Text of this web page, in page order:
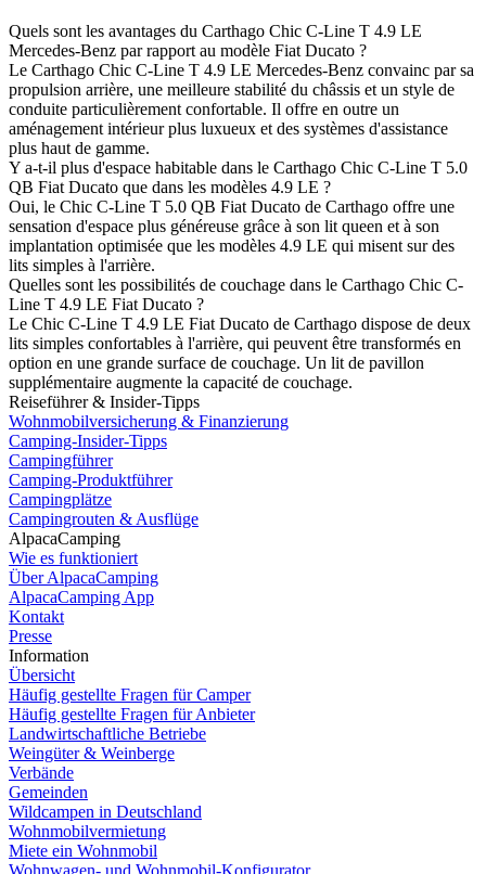
Quels sont les avantages du Carthago Chic C-Line T 4.9 LE
Mercedes-Benz par rapport au modèle Fiat Ducato ?
Le Carthago Chic C-Line T 4.9 LE Mercedes-Benz convainc par sa
propulsion arrière, une meilleure stabilité du châssis et un style de
conduite particulièrement confortable. Il offre en outre un
aménagement intérieur plus luxueux et des systèmes d'assistance
plus haut de gamme.
Y a-t-il plus d'espace habitable dans le Carthago Chic C-Line T 5.0
QB Fiat Ducato que dans les modèles 4.9 LE ?
Oui, le Chic C-Line T 5.0 QB Fiat Ducato de Carthago offre une
sensation d'espace plus généreuse grâce à son lit queen et à son
implantation optimisée que les modèles 4.9 LE qui misent sur des
lits simples à l'arrière.
Quelles sont les possibilités de couchage dans le Carthago Chic C-
Line T 4.9 LE Fiat Ducato ?
Le Chic C-Line T 4.9 LE Fiat Ducato de Carthago dispose de deux
lits simples confortables à l'arrière, qui peuvent être transformés en
option en une grande surface de couchage. Un lit de pavillon
supplémentaire augmente la capacité de couchage.
Reiseführer & Insider-Tipps
Wohnmobilversicherung & Finanzierung
Camping-Insider-Tipps
Campingführer
Camping-Produktführer
Campingplätze
Campingrouten & Ausflüge
AlpacaCamping
Wie es funktioniert
Über AlpacaCamping
AlpacaCamping App
Kontakt
Presse
Information
Übersicht
Häufig gestellte Fragen für Camper
Häufig gestellte Fragen für Anbieter
Landwirtschaftliche Betriebe
Weingüter & Weinberge
Verbände
Gemeinden
Wildcampen in Deutschland
Wohnmobilvermietung
Miete ein Wohnmobil
Wohnwagen- und Wohnmobil-Konfigurator